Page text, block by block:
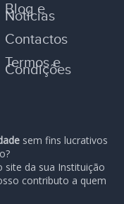
Blog e
Notícias
Contactos
Termos e
Condições
sem fins lucrativos
da sua Instituição
contributo a quem